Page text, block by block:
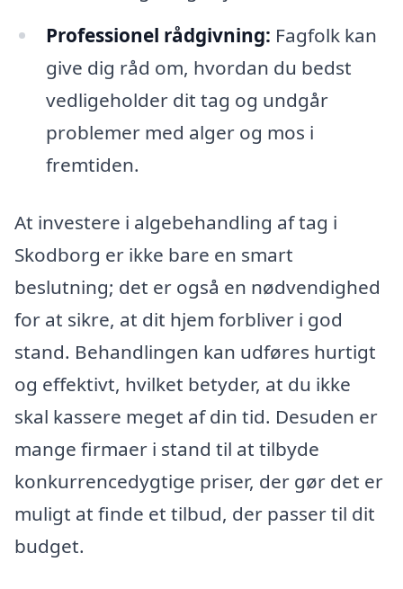
Professionel rådgivning: Fagfolk kan
give dig råd om, hvordan du bedst
vedligeholder dit tag og undgår
problemer med alger og mos i
fremtiden.
At investere i algebehandling af tag i
Skodborg er ikke bare en smart
beslutning; det er også en nødvendighed
for at sikre, at dit hjem forbliver i god
stand. Behandlingen kan udføres hurtigt
og effektivt, hvilket betyder, at du ikke
skal kassere meget af din tid. Desuden er
mange firmaer i stand til at tilbyde
konkurrencedygtige priser, der gør det er
muligt at finde et tilbud, der passer til dit
budget.